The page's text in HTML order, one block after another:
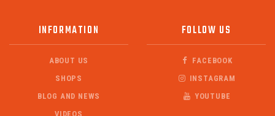
INFORMATION
ABOUT US
SHOPS
BLOG AND NEWS
VIDEOS
FOLLOW US
FACEBOOK
INSTAGRAM
YOUTUBE